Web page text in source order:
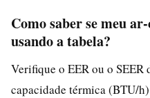
Como saber se meu
usando a tabela?
Verifique o EER ou o
capacidade térmica (BTU/